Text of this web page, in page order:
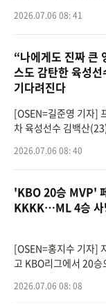
김하성의 오른손 중
2026.07.06 08: 41
“나에게도 진짜 큰
스도 감탄한 육성
기다려진다
[OSEN=길준영 기자]
차 육성선수 김백산
에서 열린 NC 다이노
2026.07.06 08: 40
'KBO 20승 MVP'
KKKK…ML 4승 사
[OSEN=홍지수 기자]
고 KBO리그에서 20승
간) 미국 오하이오주 클
2026.07.06 08: 08